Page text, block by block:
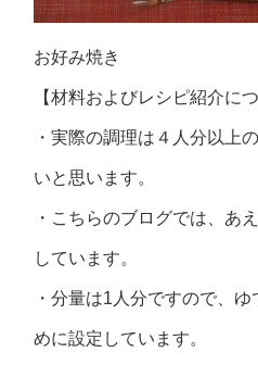
お好み焼き
【材料およびレシピ紹介につ
・実際の調理は４人分以上
いと思います。
・こちらのブログでは、あ
しています。
・分量は1人分ですので、
めに設定しています。